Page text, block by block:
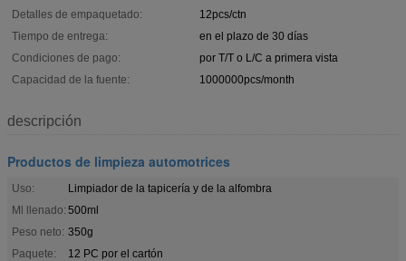
Detalles de empaquetado:
12pcs/ctn
Tiempo de entrega:
en el plazo de 30 días
Condiciones de pago:
por T/T o L/C a primera vista
Capacidad de la fuente:
1000000pcs/month
descripción
Productos de limpieza automotrices
Uso:
Limpiador de la tapicería y de la alfombra
Ml llenado: 500ml
Peso neto: 350g
Paquete:
12 PC por el cartón